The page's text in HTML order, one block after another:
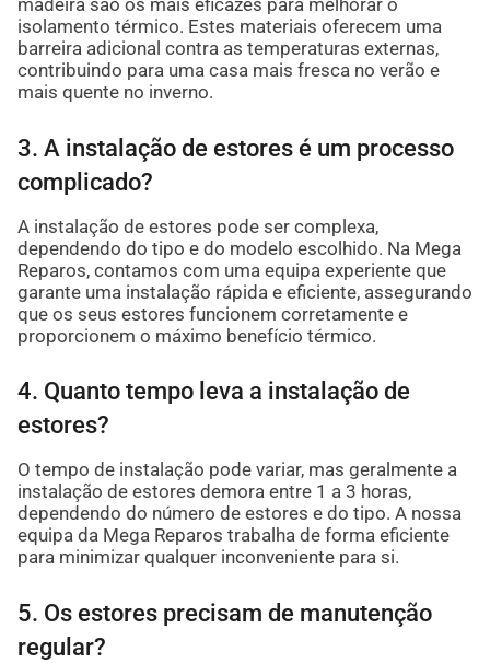
isolamento térmico. Estes materiais oferecem uma
barreira adicional contra as temperaturas externas,
contribuindo para uma casa mais fresca no verão e
mais quente no inverno.
3. A instalação de estores é um processo
complicado?
A instalação de estores pode ser complexa,
dependendo do tipo e do modelo escolhido. Na Mega
Reparos, contamos com uma equipa experiente que
garante uma instalação rápida e eficiente, assegurando
que os seus estores funcionem corretamente e
proporcionem o máximo benefício térmico.
4. Quanto tempo leva a instalação de
estores?
O tempo de instalação pode variar, mas geralmente a
instalação de estores demora entre 1 a 3 horas,
dependendo do número de estores e do tipo. A nossa
equipa da Mega Reparos trabalha de forma eficiente
para minimizar qualquer inconveniente para si.
5. Os estores precisam de manutenção
regular?